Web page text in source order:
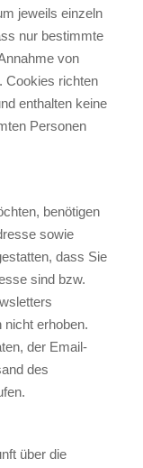
jeweils einzeln
nur bestimmte
von
Cookies richten
enthalten keine
Personen
benötigen
sowie
dass Sie
sind bzw.
nicht erhoben.
der Email-
des
über die